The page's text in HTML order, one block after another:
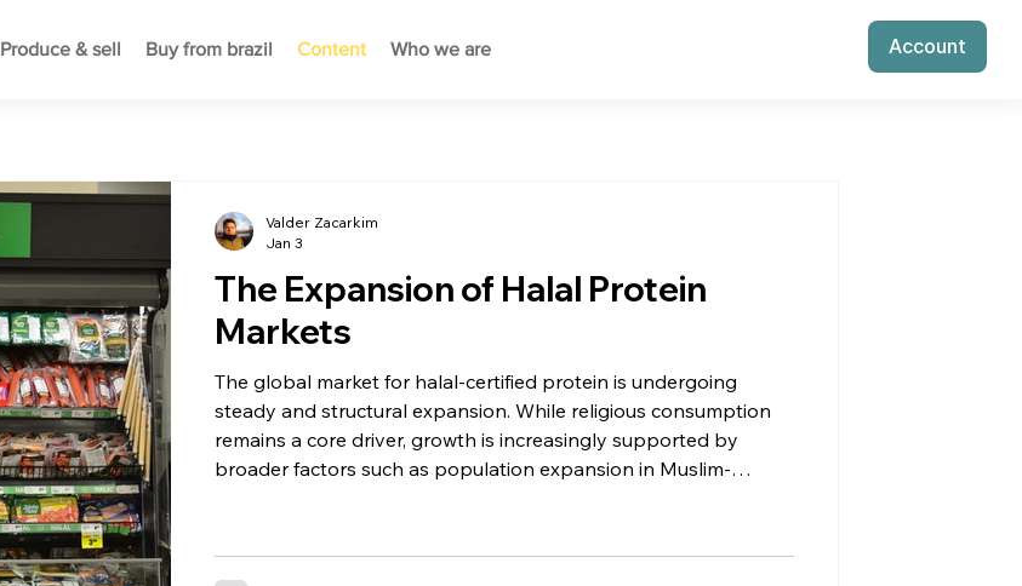
Produce & sell Buy from brazil Content Who we are Account
The Expansion of Halal Protein
Markets
The global market for halal-certified protein is undergoing
steady and structural expansion. While religious consumption
remains a core driver, growth is increasingly supported by
broader factors such as population expansion in Muslim-
Valder Zacarkim
Jan 3